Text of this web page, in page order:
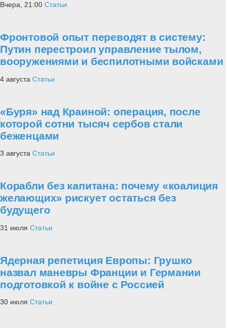
Вчера, 21:00 Статьи
Фронтовой опыт переводят в систему:
Путин перестроил управление тылом,
вооружениями и беспилотными войсками
4 августа Статьи
«Буря» над Краиной: операция, после
которой сотни тысяч сербов стали
беженцами
3 августа Статьи
Корабли без капитана: почему «коалиция
желающих» рискует остаться без
будущего
31 июля Статьи
Ядерная репетиция Европы: Грушко
назвал маневры Франции и Германии
подготовкой к войне с Россией
30 июля Статьи